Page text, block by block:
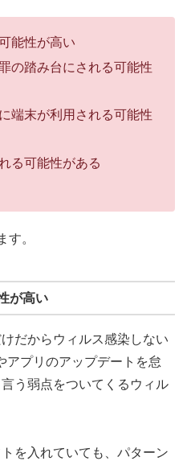
能性が高い
の踏み台にされる可能性
端末が利用される可能性
る可能性がある
す。
が高い
だからウィルス感染しない
アプリのアップデートを怠
う弱点をついてくるウィル
を入れていても、パターン